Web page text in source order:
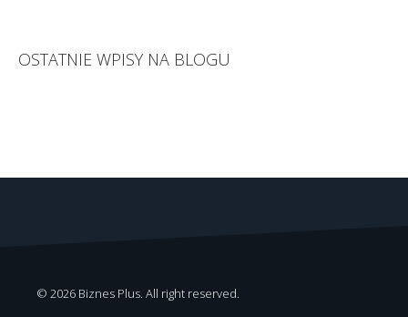
OSTATNIE WPISY NA BLOGU
© 2026 Biznes Plus. All right reserved.